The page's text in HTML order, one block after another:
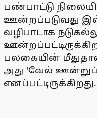
பண்பாட்டு
ஊன்றப்படுவது
வழிபாடாக
பலகையின்
அது 'வேல்
எனப்பட்டிருக்கிறது.